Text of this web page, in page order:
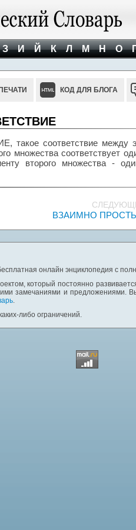
З И Й К Л М Н О
КОД ДЛЯ БЛОГА
соответствие между
множества соответствует
второго множества -
ВЗАИМНО
онлайн энциклопедия с
который постоянно
замечаниями и предложениями.
.
либо ограничений.